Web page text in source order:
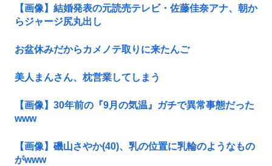
【画像】結婚発表の元読売テレビ・佐藤佳奈アナ、朝か
らジャージ尻丸出し
お盆休みだからカメノテ取りに来たんご
美人まんさん、枕営業してしまう
【画像】30年前の『9月の気温』ガチで異常事態だった
www
【画像】磯山さやか(40)、乳の位置に乳輪のようなもの
がwww